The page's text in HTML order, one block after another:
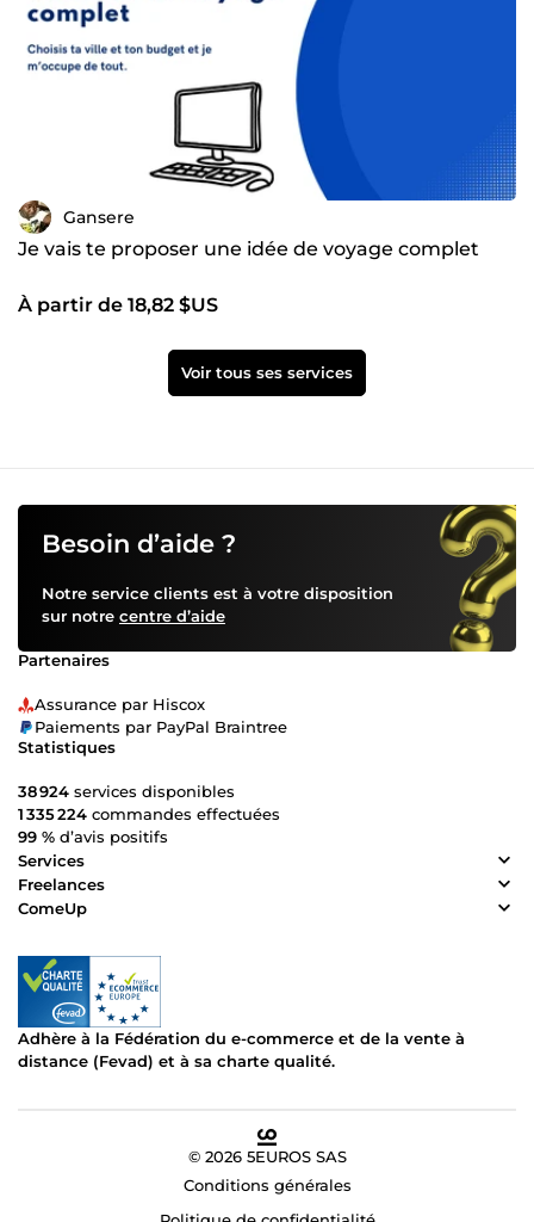
Gansere
Je vais te proposer une idée de voyage complet
À partir de 18,82 $US
Voir tous ses services
Besoin d’aide ?
Notre service clients est à votre disposition
sur notre centre d’aide
Partenaires
Assurance par Hiscox
Paiements par PayPal Braintree
Statistiques
38 924 services disponibles
1 335 224 commandes effectuées
99 % d’avis positifs
Services
Freelances
ComeUp
Adhère à la Fédération du e-commerce et de la vente à
distance (Fevad) et à sa charte qualité.
© 2026 5EUROS SAS
Conditions générales